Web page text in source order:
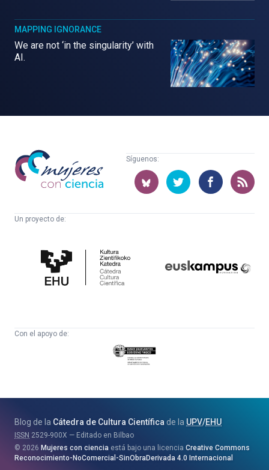
MAPPING IGNORANCE
We are not ‘in the singularity’ with
AI.
Mujeres
con
ciencia
Síguenos:
Un proyecto de:
Cultura
Científica
Con el apoyo de:
Eusko
Jaurlaritza
eta
Berrikuntza
Saila
Blog de la Cátedra de Cultura Científica de la UPV/EHU
ISSN 2529-900X
Editado en Bilbao
2026 Mujeres con ciencia está bajo una licencia Creative Commons
Reconocimiento-NoComercial-SinObraDerivada 4.0 Internacional